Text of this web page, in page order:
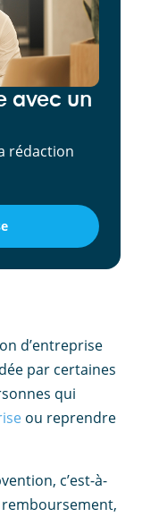
avec un
rédaction
d’entreprise
par certaines
qui
ou reprendre
c’est-à-